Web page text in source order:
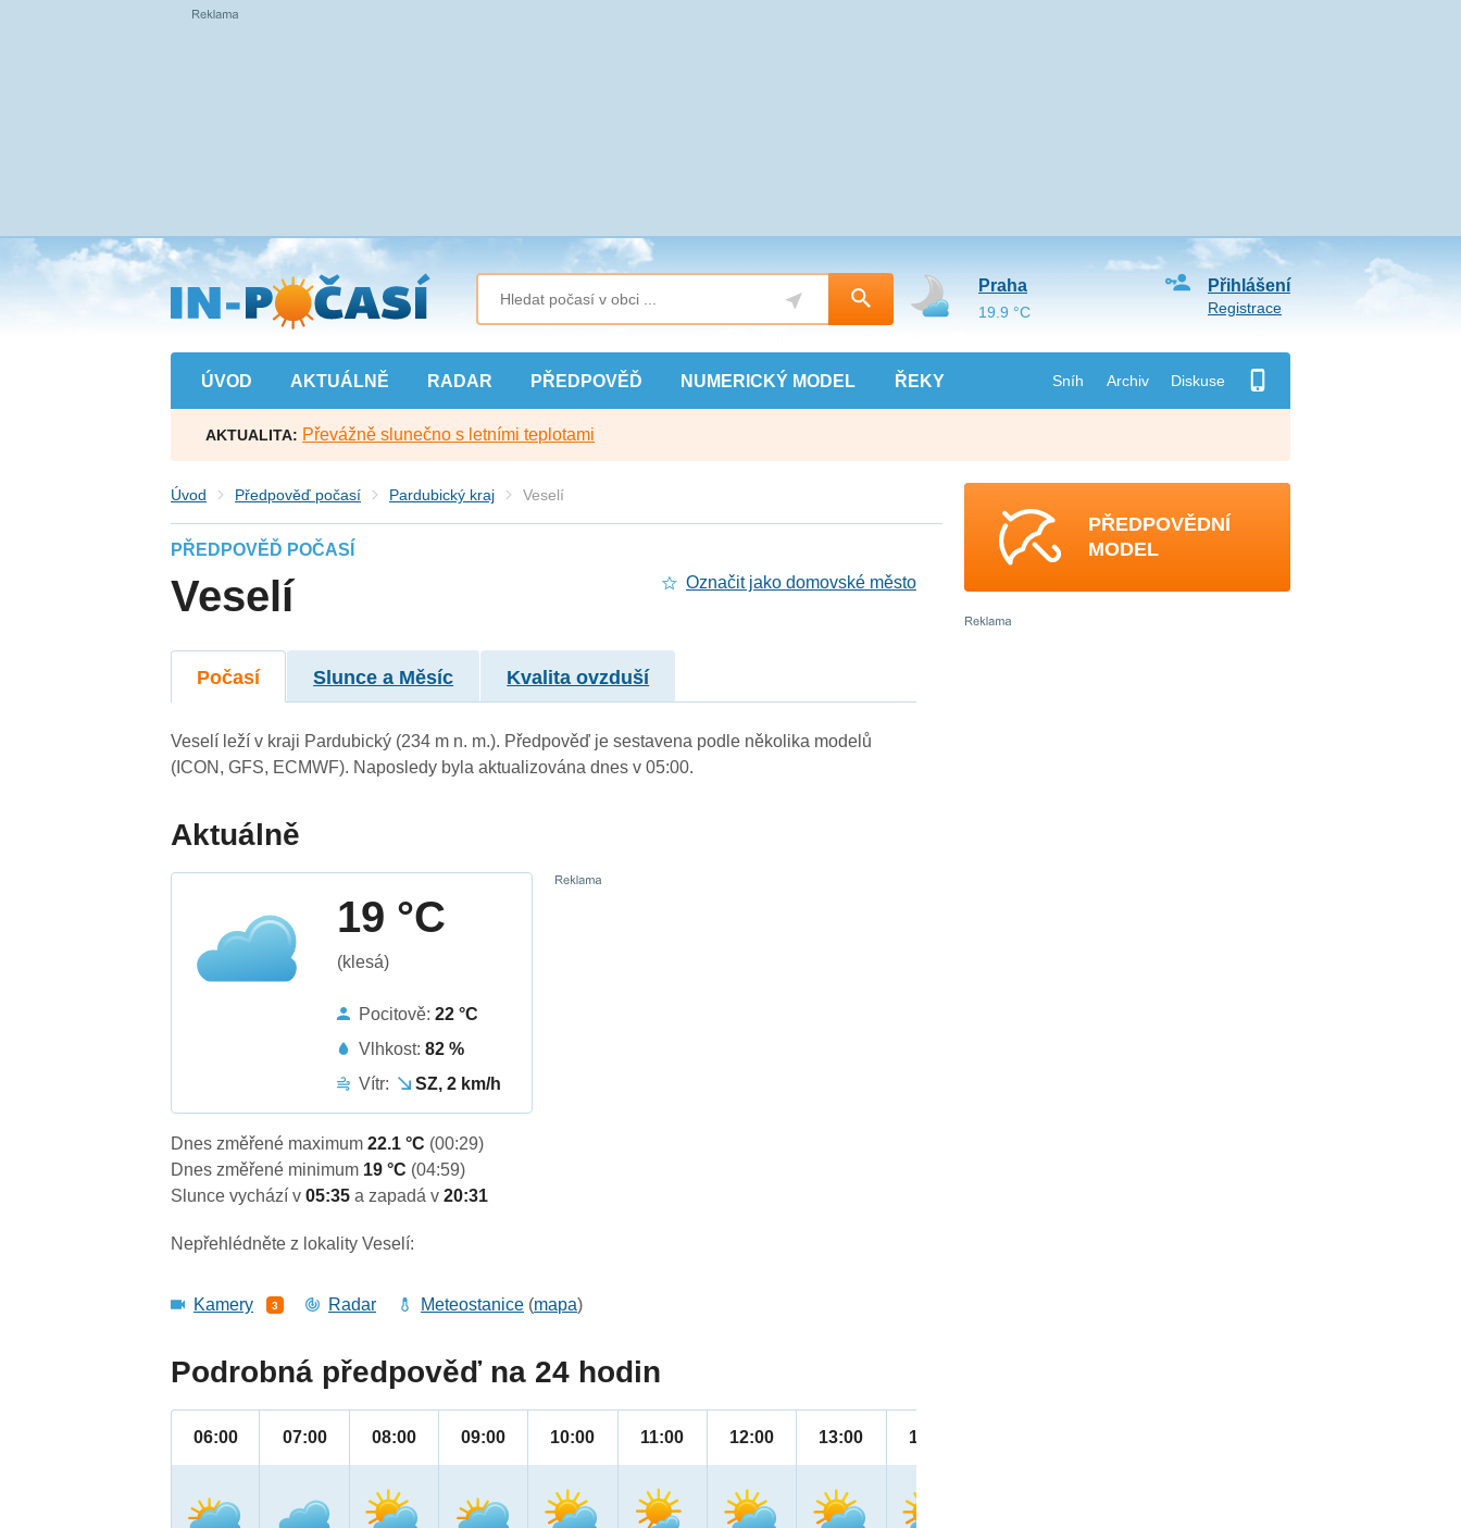
Přejít
na
hlavní
obsah
ÚVOD AKTUÁLNĚ RADAR PŘEDPOVĚĎ NUMERICKÝ MODEL ŘEKY Sníh Archiv Diskuse
Přihlášení
Registrace
Praha
19.9 °C
AKTUALITA: Převážně slunečno s letními teplotami
Úvod Předpověď počasí Pardubický kraj Veselí
PŘEDPOVĚĎ POČASÍ
Veselí Označit jako domovské město
Počasí Slunce a Měsíc Kvalita ovzduší
Veselí leží v kraji Pardubický (234 m n. m.). Předpověď je sestavena podle několika modelů
(ICON, GFS, ECMWF). Naposledy byla aktualizována dnes v 05:00.
Aktuálně
19 °C
(klesá)
Pocitově:22 °C
Vlhkost:82 %
Vítr:
SZ, 2 km/h
Dnes změřené maximum22.1 °C (00:29)
Dnes změřené minimum 19 °C (04:59)
Slunce vychází v05:35a zapadá v20:31
Nepřehlédněte z lokality Veselí:
Kamery 3 Radar Meteostanice (mapa)
Podrobná předpověď na 24 hodin
06:00 07:00 08:00 09:00 10:00 11:00 12:00 13:00 14:00
PŘEDPOVĚDNÍ
MODEL